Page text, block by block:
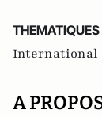
THEMATIQUES
International
A